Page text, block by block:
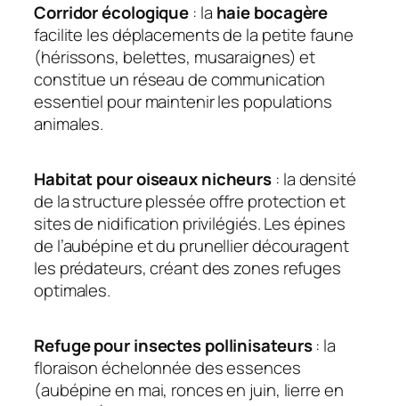
Corridor écologique : la haie bocagère
facilite les déplacements de la petite faune
(hérissons, belettes, musaraignes) et
constitue un réseau de communication
essentiel pour maintenir les populations
animales.
Habitat pour oiseaux nicheurs : la densité
de la structure plessée offre protection et
sites de nidification privilégiés. Les épines
de l’aubépine et du prunellier découragent
les prédateurs, créant des zones refuges
optimales.
Refuge pour insectes pollinisateurs: la
floraison échelonnée des essences
(aubépine en mai, ronces en juin, lierre en